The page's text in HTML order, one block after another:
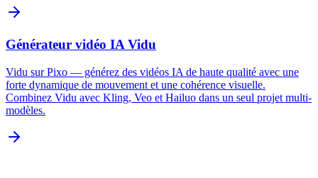
Générateur vidéo IA Vidu
Vidu sur Pixo — générez des vidéos IA de haute qualité avec une
forte dynamique de mouvement et une cohérence visuelle.
Combinez Vidu avec Kling, Veo et Hailuo dans un seul projet multi-
modèles.